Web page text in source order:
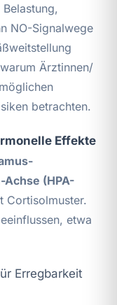
NO-Signalwege
Ärztinnen/
betrachten.
Effekte
(HPA-
Cortisolmuster.
etwa
Erregbarkeit